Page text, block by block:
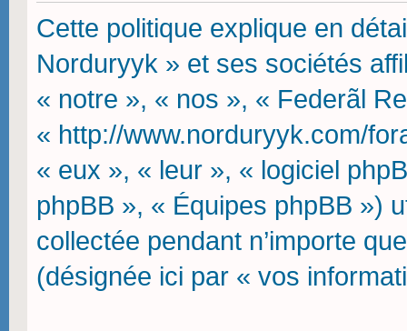
Cette politique explique en
Norduryyk » et ses sociétés
« notre », « nos », « Federãl
« http://www.norduryyk.com/
« eux », « leur », « logiciel
phpBB », « Équipes phpBB »)
collectée pendant n’importe
(désignée ici par « vos